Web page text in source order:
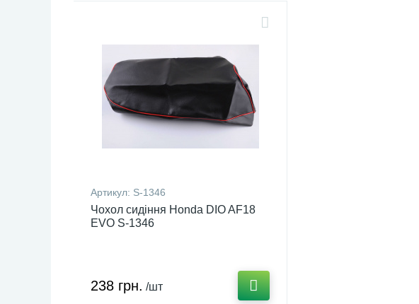
Артикул: S-1346
Чохол сидіння Honda DIO AF18
EVO S-1346
238 грн. /шт